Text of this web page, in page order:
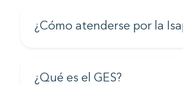
¿Cómo atenderse por la
¿Qué es el GES?